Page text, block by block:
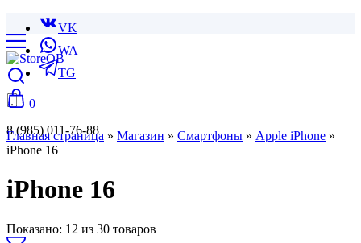
VK
WA
TG
8 (985) 011-76-88
0
Главная страница » Магазин » Смартфоны » Apple iPhone »
iPhone 16
iPhone 16
Показано: 12 из 30 товаров